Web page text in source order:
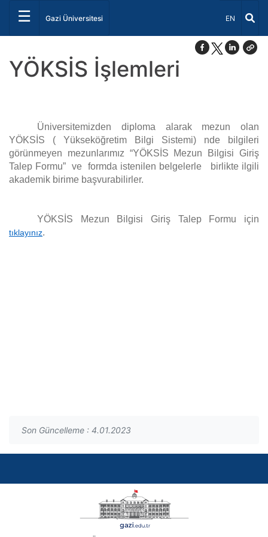
☰ Gazi Üniversitesi Dil Seçiniz
EN
YÖKSİS İşlemleri
Üniversitemizden diploma alarak mezun olan
YÖKSİS ( Yükseköğretim Bilgi Sistemi) nde bilgileri
görünmeyen mezunlarımız “YÖKSİS Mezun Bilgisi Giriş
Talep Formu” ve formda istenilen belgelerle birlikte ilgili
akademik birime başvurabilirler.
YÖKSİS Mezun Bilgisi Giriş Talep Formu için
tıklayınız.
Son Güncelleme : 4.01.2023